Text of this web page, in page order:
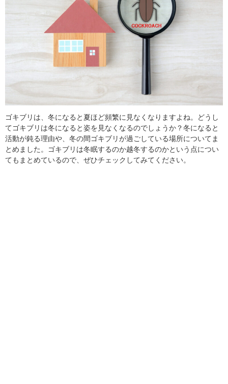
趣味
食材辞典
おすすめ
ゴキブリは、冬になると夏ほど頻繁に見なくなりますよね。どうし
てゴキブリは冬になると姿を見なくなるのでしょうか？冬になると
活動が鈍る理由や、冬の間ゴキブリが過ごしている場所についてま
とめました。ゴキブリは冬眠するのか越冬するのかという点につい
てもまとめているので、ぜひチェックしてみてください。